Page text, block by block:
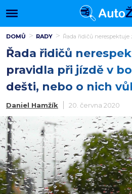
DOMŮ RADY Řada řidičů
Řada řidičů
pravidla při jízdě v
dešti, nebo o nich
Daniel Hamžík 20. června 2020